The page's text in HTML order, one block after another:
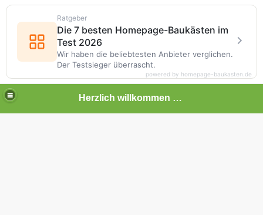
Herzlich willkommen auf meiner Bahnseite
Ratgeber
Die 7 besten Homepage-Baukästen im
Test 2026
Wir haben die beliebtesten Anbieter verglichen.
Der Testsieger überrascht.
powered by homepage-baukasten.de